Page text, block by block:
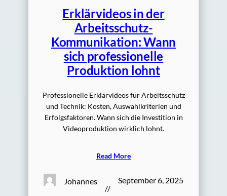
Erklärvideos in der
Arbeitsschutz-
Kommunikation: Wann
sich professionelle
Produktion lohnt
Professionelle Erklärvideos für Arbeitsschutz
und Technik: Kosten, Auswahlkriterien und
Erfolgsfaktoren. Wann sich die Investition in
Videoproduktion wirklich lohnt.
Read More
Johannes
//
September 6, 2025